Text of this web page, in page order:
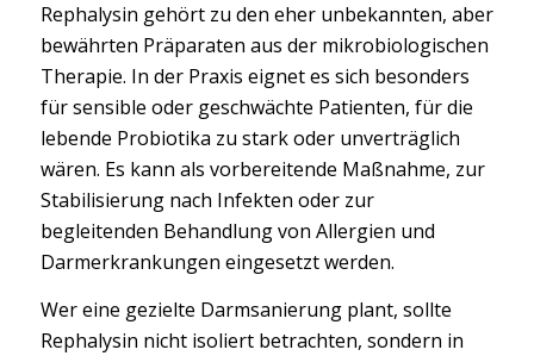
Rephalysin gehört zu den eher unbekannten, aber
bewährten Präparaten aus der mikrobiologischen
Therapie. In der Praxis eignet es sich besonders
für sensible oder geschwächte Patienten, für die
lebende Probiotika zu stark oder unverträglich
wären. Es kann als vorbereitende Maßnahme, zur
Stabilisierung nach Infekten oder zur
begleitenden Behandlung von Allergien und
Darmerkrankungen eingesetzt werden.
Wer eine gezielte Darmsanierung plant, sollte
Rephalysin nicht isoliert betrachten, sondern in